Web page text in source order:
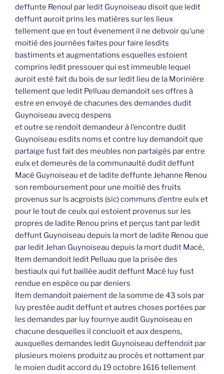
deffunte Renoul par ledit Guynoiseau disoit que ledit
deffunt auroit prins les matières sur les lieux
tellement que en tout évenement il ne debvoir qu’une
moitié des journées faites pour faire lesdits
bastiments et augmentations esquelles estoient
comprins ledit pressouer qui est immeuble lequel
auroit esté fait du bois de sur ledit lieu de la Morinière
tellement que ledit Pelluau demandoit ses offres à
estre en envoyé de chacunes des demandes dudit
Guynoiseau avecq despens
et outre se rendoit demandeur à l’encontre dudit
Guynoiseau esdits noms et contre luy demandoit que
partaige fust fait des meubles non partaigés par entre
eulx et demeurés de la communaulté dudit deffunt
Macé Guynoiseau et de ladite deffunte Jehanne Renou
son remboursement pour une moitié des fruits
provenus sur ls acgroists (sic) communs d’entre eulx et
pour le tout de ceulx qui estoient provenus sur les
propres de ladite Renou prins et perçus tant par ledit
deffunt Guynoiseau depuis la mort de ladite Renou que
par ledit Jehan Guynoiseau depuis la mort dudit Macé,
Item demandoit ledit Pelluau que la prisée des
bestiaulx qui fut baillée audit deffunt Macé luy fust
rendue en espèce ou par deniers
Item demandoit paiement de la somme de 43 sols par
luy prestée audit deffunt et autres choses portées par
les demandes par luy fournye audit Guynoiseau en
chacune desquelles il concluoit et aux despens,
auxquelles demandes ledit Guynoiseau deffendoit par
plusieurs moiens produitz au procès et nottament par
le moien dudit accord du 19 octobre 1616 tellement